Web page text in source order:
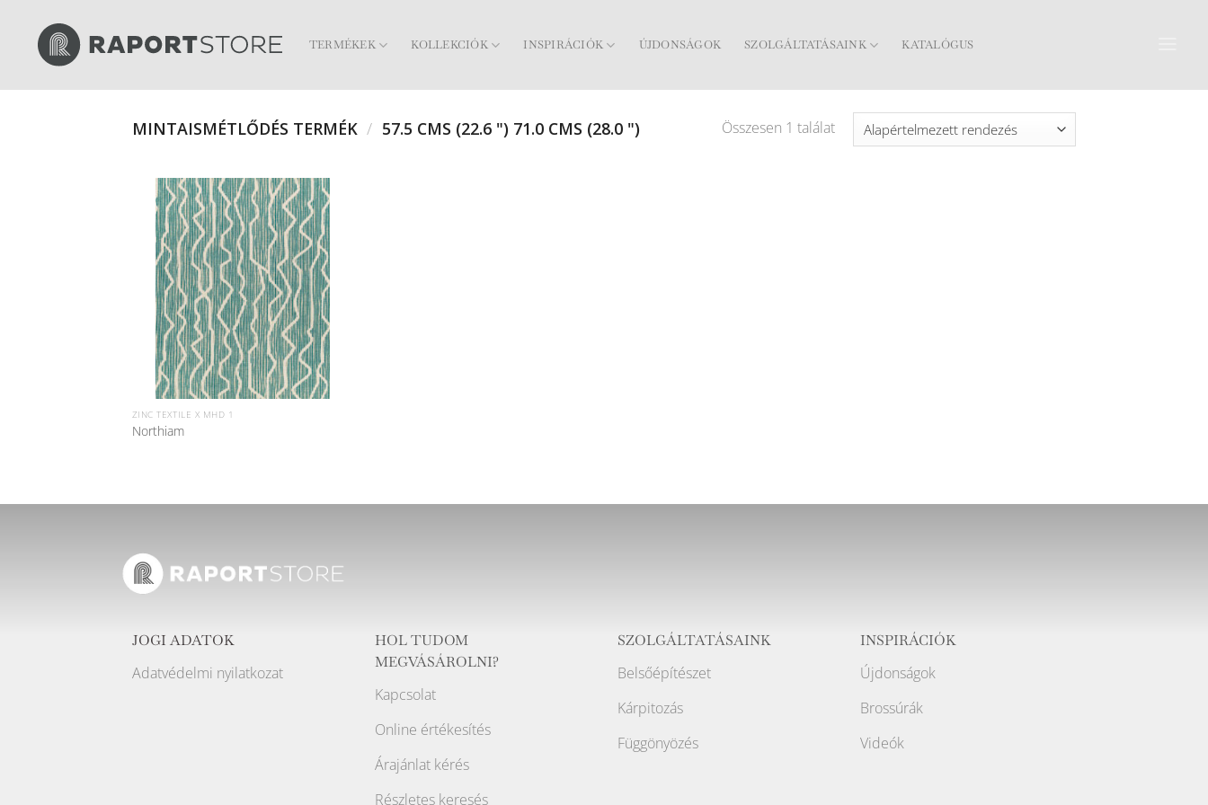
content
TERMÉKEK KOLLEKCIÓK INSPIRÁCIÓK ÚJDONSÁGOK SZOLGÁLTATÁSAINK KATALÓGUS
MINTAISMÉTLŐDÉS TERMÉK / 57.5 CMS (22.6 ") 71.0 CMS (28.0 ") Összesen 1 találat
ZINC TEXTILE X MHD 1
Northiam
JOGI ADATOK
Adatvédelmi nyilatkozat
HOL TUDOM
MEGVÁSÁROLNI?
Kapcsolat
Online értékesítés
Árajánlat kérés
Részletes keresés
SZOLGÁLTATÁSAINK
Belsőépítészet
Kárpitozás
Függönyözés
INSPIRÁCIÓK
Újdonságok
Brossúrák
Videók